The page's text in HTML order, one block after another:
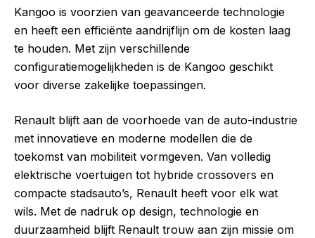
Kangoo is voorzien van geavanceerde technologie
en heeft een efficiënte aandrijflijn om de kosten laag
te houden. Met zijn verschillende
configuratiemogelijkheden is de Kangoo geschikt
voor diverse zakelijke toepassingen.
Renault blijft aan de voorhoede van de auto-industrie
met innovatieve en moderne modellen die de
toekomst van mobiliteit vormgeven. Van volledig
elektrische voertuigen tot hybride crossovers en
compacte stadsauto’s, Renault heeft voor elk wat
wils. Met de nadruk op design, technologie en
duurzaamheid blijft Renault trouw aan zijn missie om